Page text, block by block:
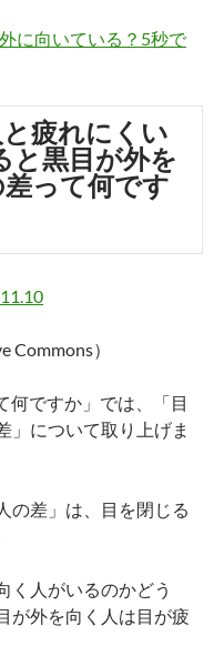
に向いている？5秒で
疲れにくい
と黒目が外を
って何です
Commons）
何ですか」では、「目
」について取り上げま
の差」は、目を閉じる
く人がいるのかどう
が外を向く人は目が疲